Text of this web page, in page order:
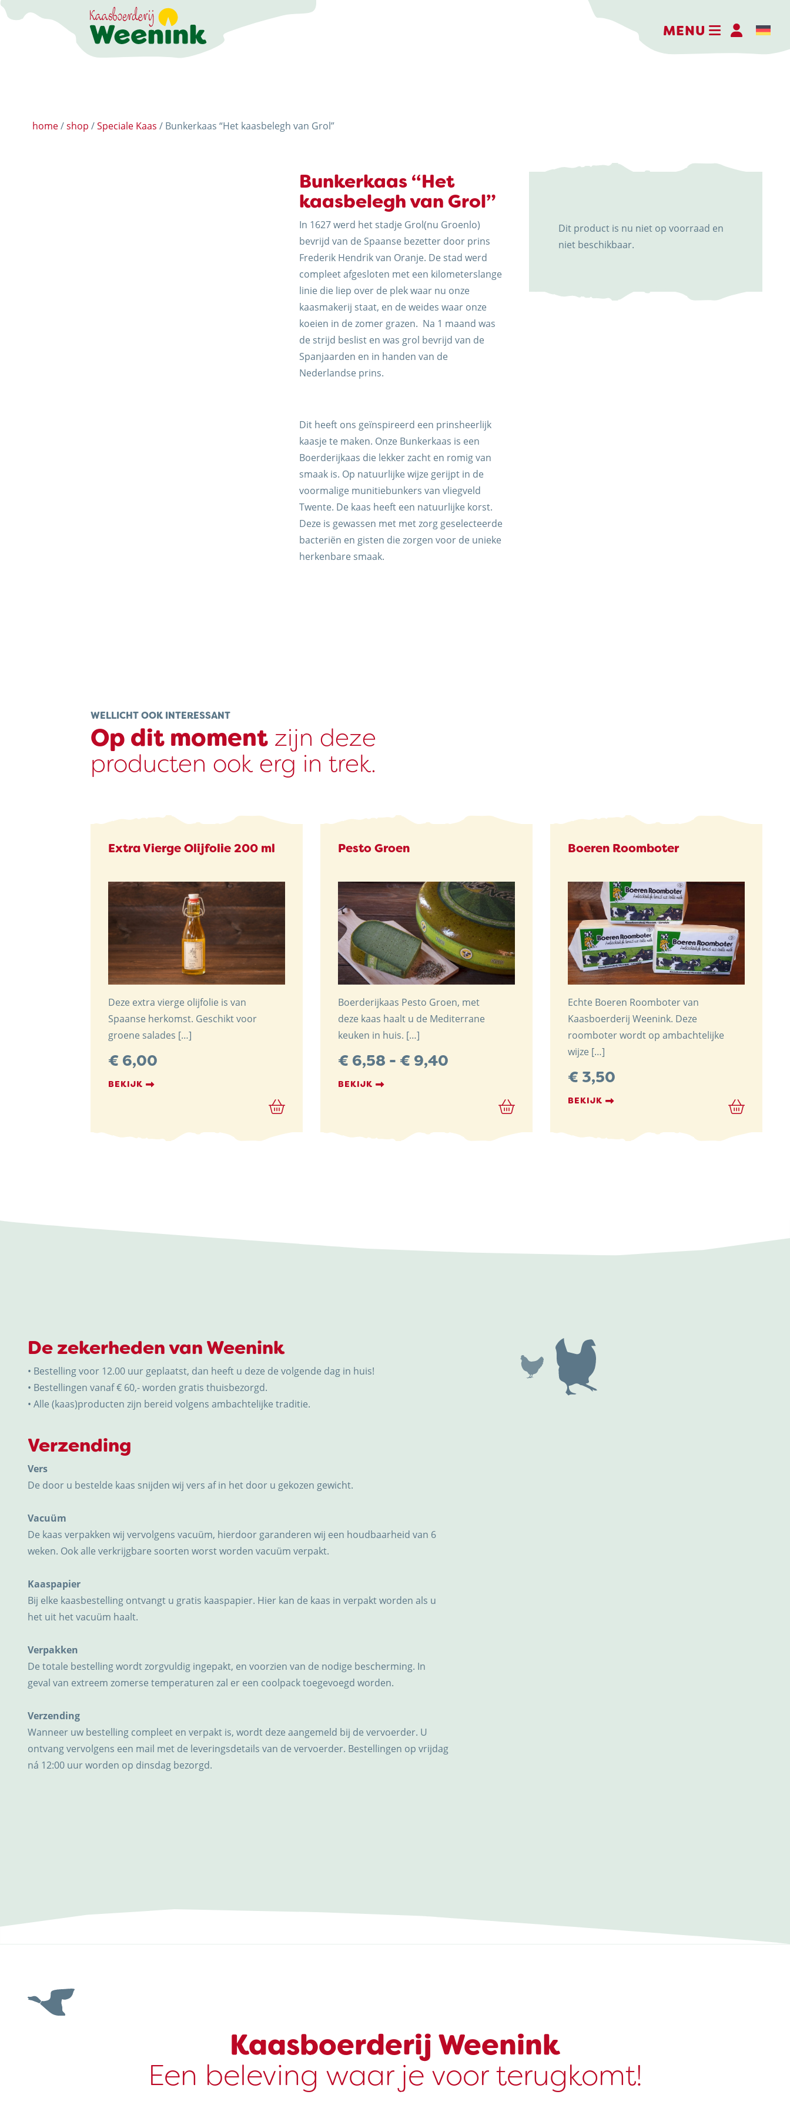
MENU
DE KAASMAKERIJ
NIEUWS & ACTUALITEITEN
7137 HG Lievelde
home/shop /Speciale Kaas / Bunkerkaas “Het kaasbelegh van Grol”
Bunkerkaas “Het
kaasbelegh van Grol”
In 1627 werd het stadje Grol(nu Groenlo)
bevrijd van de Spaanse bezetter door prins
Frederik Hendrik van Oranje. De stad werd
compleet afgesloten met een kilometerslange
linie die liep over de plek waar nu onze
kaasmakerij staat, en de weides waar onze
koeien in de zomer grazen. Na 1 maand was
de strijd beslist en was grol bevrijd van de
Spanjaarden en in handen van de
Nederlandse prins.
Dit heeft ons geïnspireerd een prinsheerlijk
kaasje te maken. Onze Bunkerkaas is een
Boerderijkaas die lekker zacht en romig van
smaak is. Op natuurlijke wijze gerijpt in de
voormalige munitiebunkers van vliegveld
Twente. De kaas heeft een natuurlijke korst.
Deze is gewassen met met zorg geselecteerde
bacteriën en gisten die zorgen voor de unieke
herkenbare smaak.
Dit product is nu niet op voorraad en
niet beschikbaar.
WELLICHT OOK INTERESSANT
Op dit momentzijn deze
producten ook erg in trek.
Extra Vierge Olijfolie 200 ml
Deze extra vierge olijfolie is van
Spaanse herkomst. Geschikt voor
groene salades […]
€ 6,00
BEKIJK
Pesto Groen
Boerderijkaas Pesto Groen, met
deze kaas haalt u de Mediterrane
keuken in huis. […]
€ 6,58 - € 9,40Prijsklasse:
BEKIJK
Boeren Roomboter
Echte Boeren Roomboter van
Kaasboerderij Weenink. Deze
roomboter wordt op ambachtelijke
wijze […]
€ 3,50
BEKIJK
De zekerheden van Weenink
• Bestelling voor 12.00 uur geplaatst, dan heeft u deze de volgende dag in huis!
• Bestellingen vanaf € 60,- worden gratis thuisbezorgd.
• Alle (kaas)producten zijn bereid volgens ambachtelijke traditie.
Verzending
Vers
De door u bestelde kaas snijden wij vers af in het door u gekozen gewicht.
Vacuüm
De kaas verpakken wij vervolgens vacuüm, hierdoor garanderen wij een houdbaarheid van 6
weken. Ook alle verkrijgbare soorten worst worden vacuüm verpakt.
Kaaspapier
Bij elke kaasbestelling ontvangt u gratis kaaspapier. Hier kan de kaas in verpakt worden als u
het uit het vacuüm haalt.
Verpakken
De totale bestelling wordt zorgvuldig ingepakt, en voorzien van de nodige bescherming. In
geval van extreem zomerse temperaturen zal er een coolpack toegevoegd worden.
Verzending
Wanneer uw bestelling compleet en verpakt is, wordt deze aangemeld bij de vervoerder. U
ontvang vervolgens een mail met de leveringsdetails van de vervoerder. Bestellingen op vrijdag
ná 12:00 uur worden op dinsdag bezorgd.
Kaasboerderij Weenink
Een beleving waar je voor terugkomt!